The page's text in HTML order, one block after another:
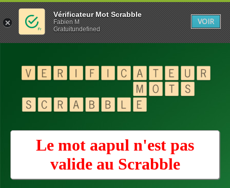
Le mot aapul n'est pas
valide au Scrabble
Vérificateur Mot Scrabble
Fabien M
Gratuitundefined
VOIR